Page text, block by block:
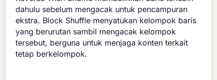
dahulu sebelum mengacak untuk pencampuran
ekstra. Block Shuffle menyatukan kelompok baris
yang berurutan sambil mengacak kelompok
tersebut, berguna untuk menjaga konten terkait
tetap berkelompok.